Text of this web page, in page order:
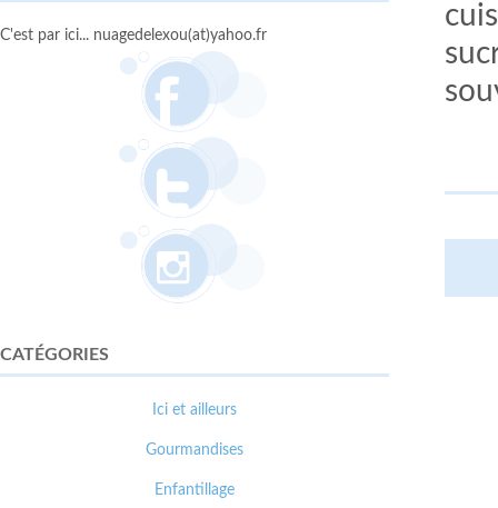
C'est par ici... nuagedelexou(at)yahoo.fr
CATÉGORIES
Ici et ailleurs
Gourmandises
Enfantillage